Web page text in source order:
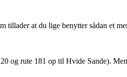
tillader at du lige benytter sådan et
og rute 181 op til Hvide Sande).